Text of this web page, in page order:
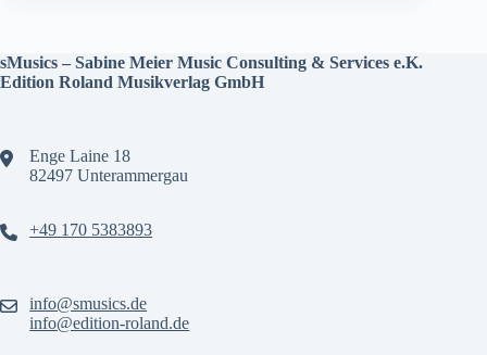
sMusics – Sabine Meier Music Consulting & Services e.K.
Edition Roland Musikverlag GmbH
Enge Laine 18
82497 Unterammergau
+49 170 5383893
info@smusics.de
info@edition-roland.de